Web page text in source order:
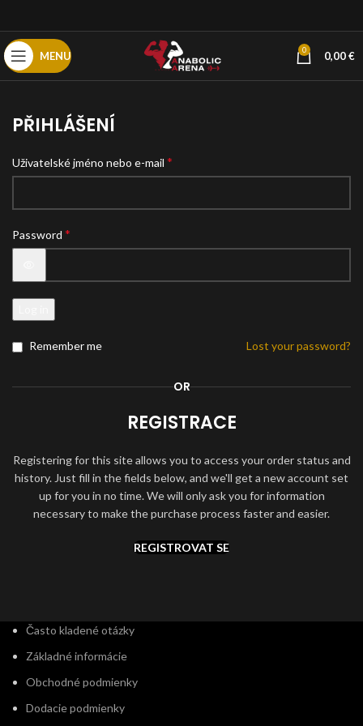
MENU 0 0,00€
PŘIHLÁŠENÍ
Uživatelské jméno nebo e-mail *
Password *
Lost your password?
Remember me
OR
REGISTRACE
Registering for this site allows you to access your order status and
history. Just fill in the fields below, and we'll get a new account set
up for you in no time. We will only ask you for information
necessary to make the purchase process faster and easier.
REGISTROVAT SE
Často kladené otázky
Základné informácie
Obchodné podmienky
Dodacie podmienky